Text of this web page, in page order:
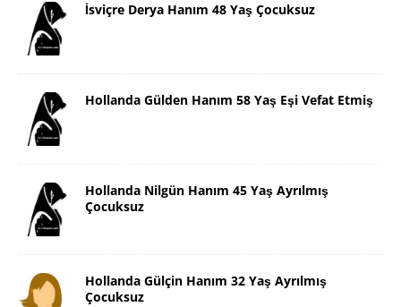
İsviçre Derya Hanım 48 Yaş Çocuksuz
Hollanda Gülden Hanım 58 Yaş Eşi Vefat Etmiş
Hollanda Nilgün Hanım 45 Yaş Ayrılmış
Çocuksuz
Hollanda Gülçin Hanım 32 Yaş Ayrılmış
Çocuksuz